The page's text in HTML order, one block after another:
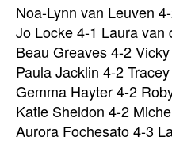
Noa-Lynn van Leuven
Jo Locke 4-1 Laura van
Beau Greaves 4-2
Paula Jacklin 4-2
Gemma Hayter 4-2
Katie Sheldon 4-2
Aurora Fochesato 4-3